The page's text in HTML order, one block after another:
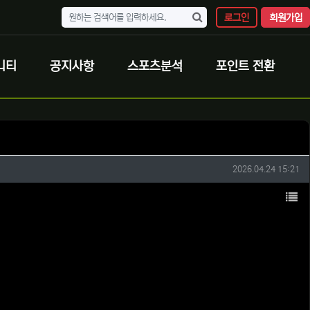
로그인 회원가입
티 공지사항 스포츠분석 포인트 전환
작성일
2026.04.24 15:21
목